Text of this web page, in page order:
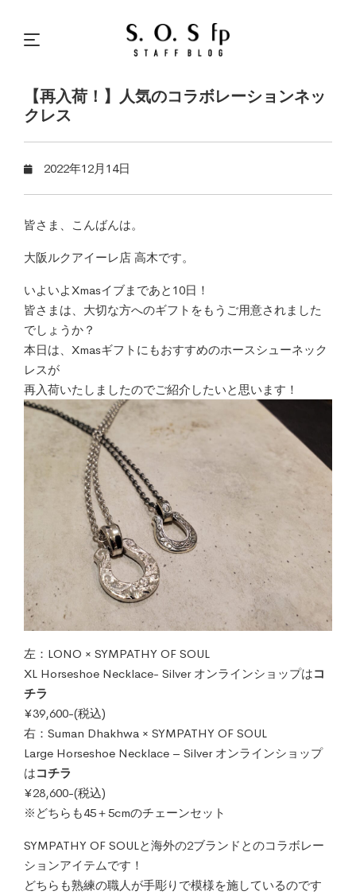
【再入荷！】人気のコラボレーションネッ
クレス
2022年12月14日
皆さま、こんばんは。
大阪ルクアイーレ店 高木です。
いよいよXmasイブまであと10日！
皆さまは、大切な方へのギフトをもうご用意されました
でしょうか？
本日は、Xmasギフトにもおすすめのホースシューネック
レスが
再入荷いたしましたのでご紹介したいと思います！
左：LONO × SYMPATHY OF SOUL
XL Horseshoe Necklace- Silver オンラインショップはコ
チラ
¥39,600-(税込)
右：Suman Dhakhwa × SYMPATHY OF SOUL
Large Horseshoe Necklace – Silver オンラインショップ
はコチラ
¥28,600-(税込)
※どちらも45＋5cmのチェーンセット
SYMPATHY OF SOULと海外の2ブランドとのコラボレー
ションアイテムです！
どちらも熟練の職人が手彫りで模様を施しているのです